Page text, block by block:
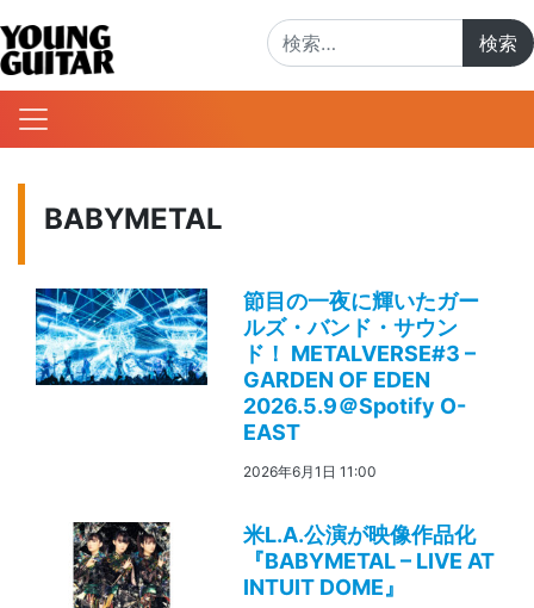
BABYMETAL
節目の一夜に輝いたガー
ルズ・バンド・サウン
ド！ METALVERSE#3 –
GARDEN OF EDEN
2026.5.9＠Spotify O-
EAST
2026年6月1日 11:00
米L.A.公演が映像作品化
『BABYMETAL – LIVE AT
INTUIT DOME』